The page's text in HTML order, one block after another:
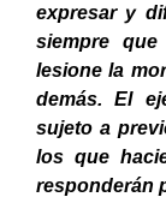
expresar y
siempre
lesione la
demás. El
sujeto a
los que
responderán